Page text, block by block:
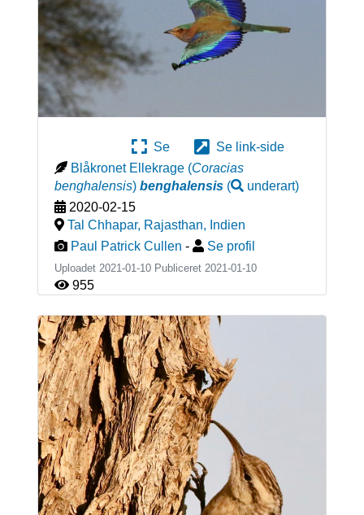
Se
Se link-side
Blåkronet Ellekrage (Coracias
benghalensis) benghalensis( underart)
2020-02-15
Tal Chhapar, Rajasthan, Indien
Paul Patrick Cullen - Se profil
Uploadet 2021-01-10 Publiceret 2021-01-10
955